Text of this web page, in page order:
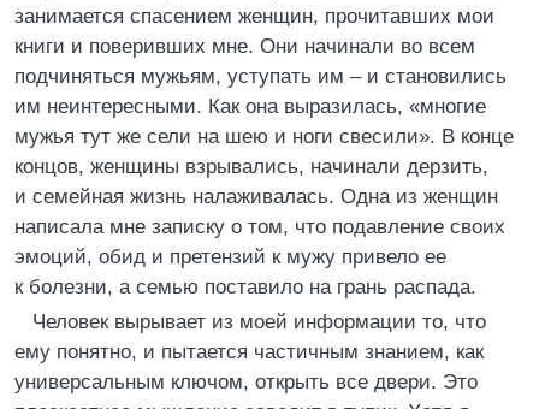
занимается спасением женщин, прочитавших мои
книги и поверивших мне. Они начинали во всем
подчиняться мужьям, уступать им – и становились
им неинтересными. Как она выразилась, «многие
мужья тут же сели на шею и ноги свесили». В конце
концов, женщины взрывались, начинали дерзить,
и семейная жизнь налаживалась. Одна из женщин
написала мне записку о том, что подавление своих
эмоций, обид и претензий к мужу привело ее
к болезни, а семью поставило на грань распада.
Человек вырывает из моей информации то, что
ему понятно, и пытается частичным знанием, как
универсальным ключом, открыть все двери. Это